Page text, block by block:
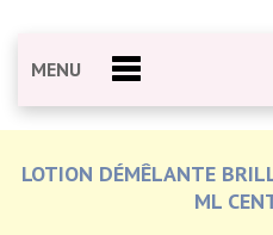
MENU
LOTION DÉMÊLANTE
ML